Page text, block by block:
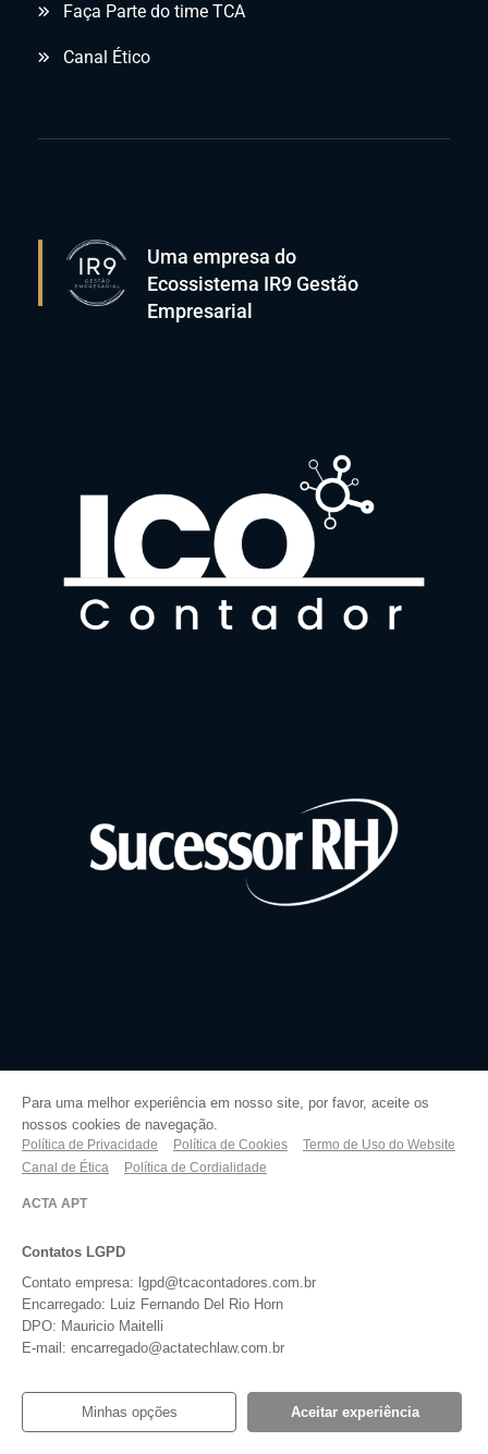
Faça Parte do time TCA
Canal Ético
Uma empresa do
Ecossistema IR9 Gestão
Empresarial
Para uma melhor experiência em nosso site, por favor, aceite os
nossos cookies de navegação.
Política de Privacidade Política de Cookies
Termo de Uso do Website
Canal de Ética
Política de Cordialidade
ACTA APT
Contatos LGPD
Contato empresa: lgpd@tcacontadores.com.br
Encarregado: Luiz Fernando Del Rio Horn
DPO: Mauricio Maitelli
E-mail: encarregado@actatechlaw.com.br
Minhas opções Aceitar experiência